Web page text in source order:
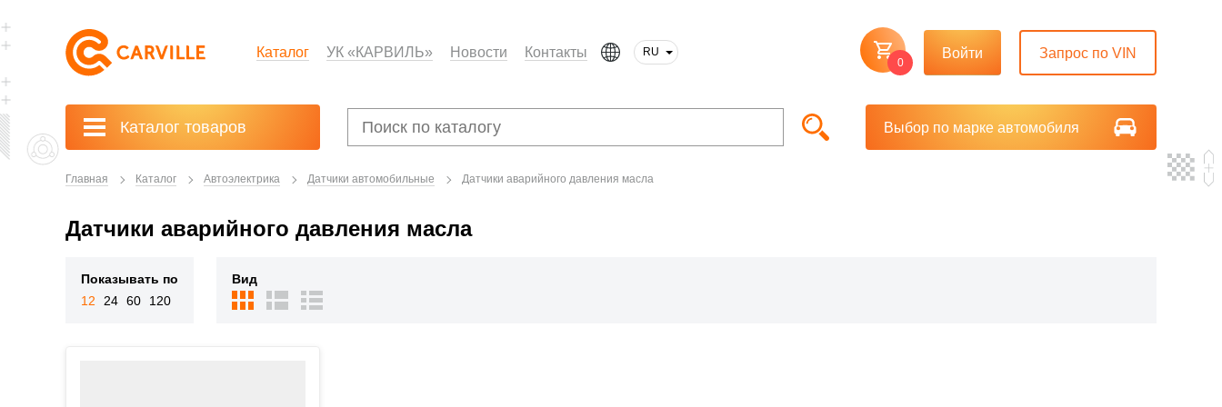
Каталог УК «КАРВИЛЬ» Новости Контакты
RU
0
Войти Запрос по VIN
Каталог товаров Выбор по марке автомобиля
Главная Каталог Автоэлектрика Датчики автомобильные Датчики аварийного давления масла
Датчики аварийного давления масла
Показывать по
12
24 60 120
Вид